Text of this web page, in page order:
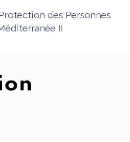
des Personnes
II